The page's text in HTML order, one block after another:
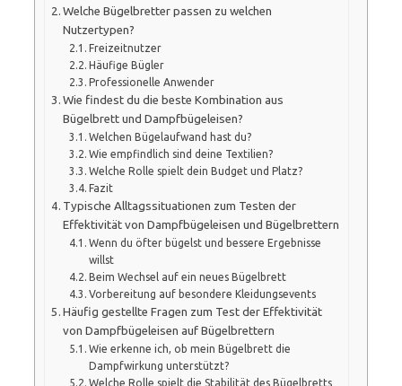
Welche Bügelbretter passen zu welchen
Nutzertypen?
Freizeitnutzer
Häufige Bügler
Professionelle Anwender
Wie findest du die beste Kombination aus
Bügelbrett und Dampfbügeleisen?
Welchen Bügelaufwand hast du?
Wie empfindlich sind deine Textilien?
Welche Rolle spielt dein Budget und Platz?
Fazit
Typische Alltagssituationen zum Testen der
Effektivität von Dampfbügeleisen und Bügelbrettern
Wenn du öfter bügelst und bessere Ergebnisse
willst
Beim Wechsel auf ein neues Bügelbrett
Vorbereitung auf besondere Kleidungsevents
Häufig gestellte Fragen zum Test der Effektivität
von Dampfbügeleisen auf Bügelbrettern
Wie erkenne ich, ob mein Bügelbrett die
Dampfwirkung unterstützt?
Welche Rolle spielt die Stabilität des Bügelbretts